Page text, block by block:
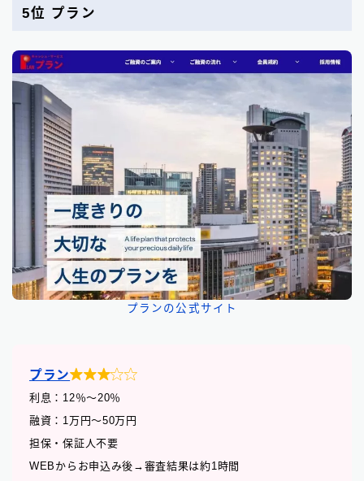
5位 プラン
プランの公式サイト
プラン
利息：12％〜20％
融資：1万円〜50万円
担保・保証人不要
WEBからお申込み後→審査結果は約1時間